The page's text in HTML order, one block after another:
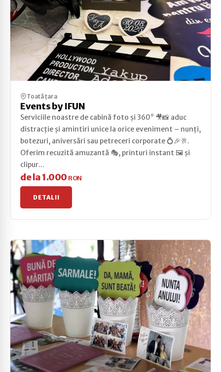
Toată țara
Events by IFUN
Serviciile noastre de cabină foto și 360° 🎥📸 aduc
distracție și amintiri unice la orice eveniment – nunți,
botezuri, aniversări sau petreceri corporate 💍🎉🥂.
Oferim recuzită amuzantă 🎭, printuri instant 🖼️ și
clipur...
de la 1.000 RON
DETALII